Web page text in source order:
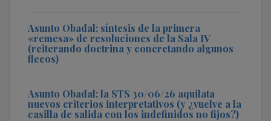
Asunto Obadal: síntesis de la primera
«remesa» de resoluciones de la Sala IV
(reiterando doctrina y concretando algunos
flecos)
Asunto Obadal: la STS 30/06/26 aquilata
nuevos criterios interpretativos (y ¿vuelve a la
casilla de salida con los indefinidos no fijos?)